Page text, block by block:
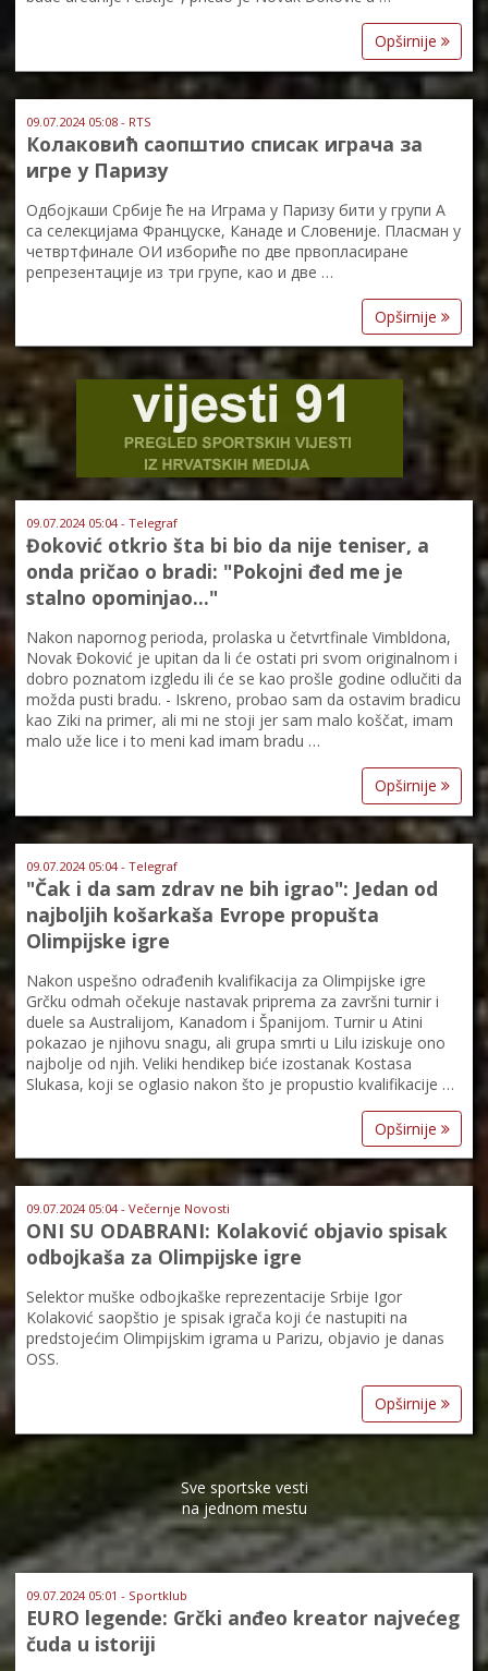
Opširnije
09.07.2024 05:08 - RTS
Колаковић саопштио списак играча за
игре у Паризу
Одбојкаши Србије ће на Играма у Паризу бити у групи А
са селекцијама Француске, Канаде и Словеније. Пласман у
четвртфинале ОИ избориће по две првопласиране
репрезентације из три групе, као и две …
Opširnije
09.07.2024 05:04 - Telegraf
Đoković otkrio šta bi bio da nije teniser, a
onda pričao o bradi: "Pokojni đed me je
stalno opominjao..."
Nakon napornog perioda, prolaska u četvrtfinale Vimbldona,
Novak Đoković je upitan da li će ostati pri svom originalnom i
dobro poznatom izgledu ili će se kao prošle godine odlučiti da
možda pusti bradu. - Iskreno, probao sam da ostavim bradicu
kao Ziki na primer, ali mi ne stoji jer sam malo koščat, imam
malo uže lice i to meni kad imam bradu …
Opširnije
09.07.2024 05:04 - Telegraf
"Čak i da sam zdrav ne bih igrao": Jedan od
najboljih košarkaša Evrope propušta
Olimpijske igre
Nakon uspešno odrađenih kvalifikacija za Olimpijske igre
Grčku odmah očekuje nastavak priprema za završni turnir i
duele sa Australijom, Kanadom i Španijom. Turnir u Atini
pokazao je njihovu snagu, ali grupa smrti u Lilu iziskuje ono
najbolje od njih. Veliki hendikep biće izostanak Kostasa
Slukasa, koji se oglasio nakon što je propustio kvalifikacije …
Opširnije
09.07.2024 05:04 - Večernje Novosti
ONI SU ODABRANI: Kolaković objavio spisak
odbojkaša za Olimpijske igre
Selektor muške odbojkaške reprezentacije Srbije Igor
Kolaković saopštio je spisak igrača koji će nastupiti na
predstojećim Olimpijskim igrama u Parizu, objavio je danas
OSS.
Opširnije
Sve sportske vesti
na jednom mestu
09.07.2024 05:01 - Sportklub
EURO legende: Grčki anđeo kreator najvećeg
čuda u istoriji